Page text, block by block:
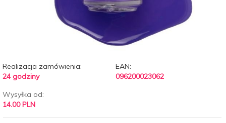
Realizacja zamówienia:
24 godziny
EAN:
096200023062
Wysyłka od:
14.00 PLN